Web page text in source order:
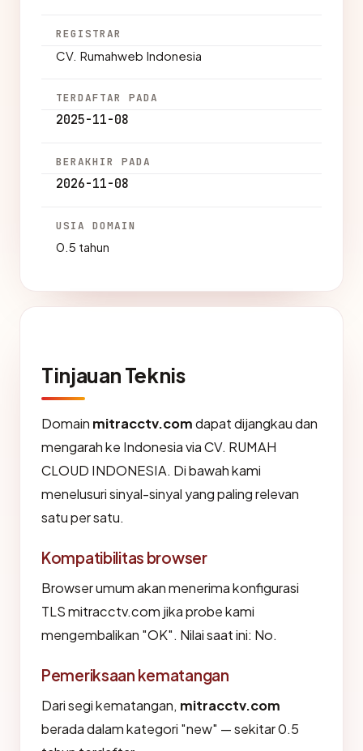
REGISTRAR
CV. Rumahweb Indonesia
TERDAFTAR PADA
2025-11-08
BERAKHIR PADA
2026-11-08
USIA DOMAIN
0.5 tahun
Tinjauan Teknis
Domain mitracctv.comdapat dijangkau dan
mengarah ke Indonesia via CV. RUMAH
CLOUD INDONESIA. Di bawah kami
menelusuri sinyal-sinyal yang paling relevan
satu per satu.
Kompatibilitas browser
Browser umum akan menerima konfigurasi
TLS mitracctv.com jika probe kami
mengembalikan "OK". Nilai saat ini: No.
Pemeriksaan kematangan
Dari segi kematangan, mitracctv.com
berada dalam kategori "new" — sekitar 0.5